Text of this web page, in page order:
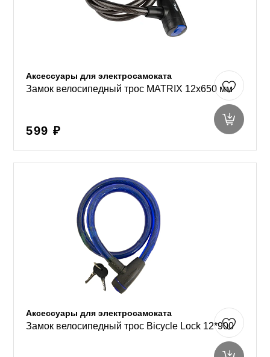
Аксессуары для электросамоката
Замок велосипедный трос MATRIX 12x650 мм
599 ₽
Аксессуары для электросамоката
Замок велосипедный трос Bicycle Lock 12*900